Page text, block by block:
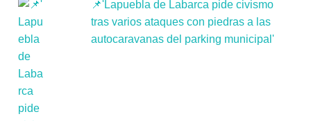
📌'Lapuebla de Labarca pide civismo
tras varios ataques con piedras a las
autocaravanas del parking municipal'